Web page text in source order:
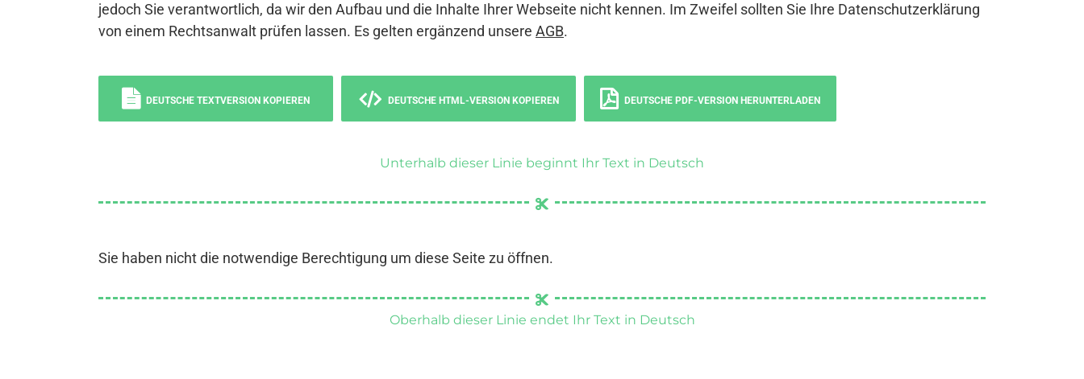
jedoch Sie verantwortlich, da wir den Aufbau und die Inhalte Ihrer Webseite nicht kennen. Im Zweifel sollten Sie Ihre Datenschutzerklärung
von einem Rechtsanwalt prüfen lassen. Es gelten ergänzend unsere AGB.
DEUTSCHE TEXTVERSION KOPIEREN DEUTSCHE HTML-VERSION KOPIEREN DEUTSCHE PDF-VERSION HERUNTERLADEN
Unterhalb dieser Linie beginnt Ihr Text in Deutsch
Sie haben nicht die notwendige Berechtigung um diese Seite zu öffnen.
Oberhalb dieser Linie endet Ihr Text in Deutsch